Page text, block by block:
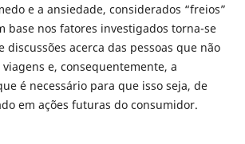
e a ansiedade, considerados “freios”
base nos fatores investigados torna-se
discussões acerca das pessoas que não
e, consequentemente, a
é necessário para que isso seja, de
em ações futuras do consumidor.